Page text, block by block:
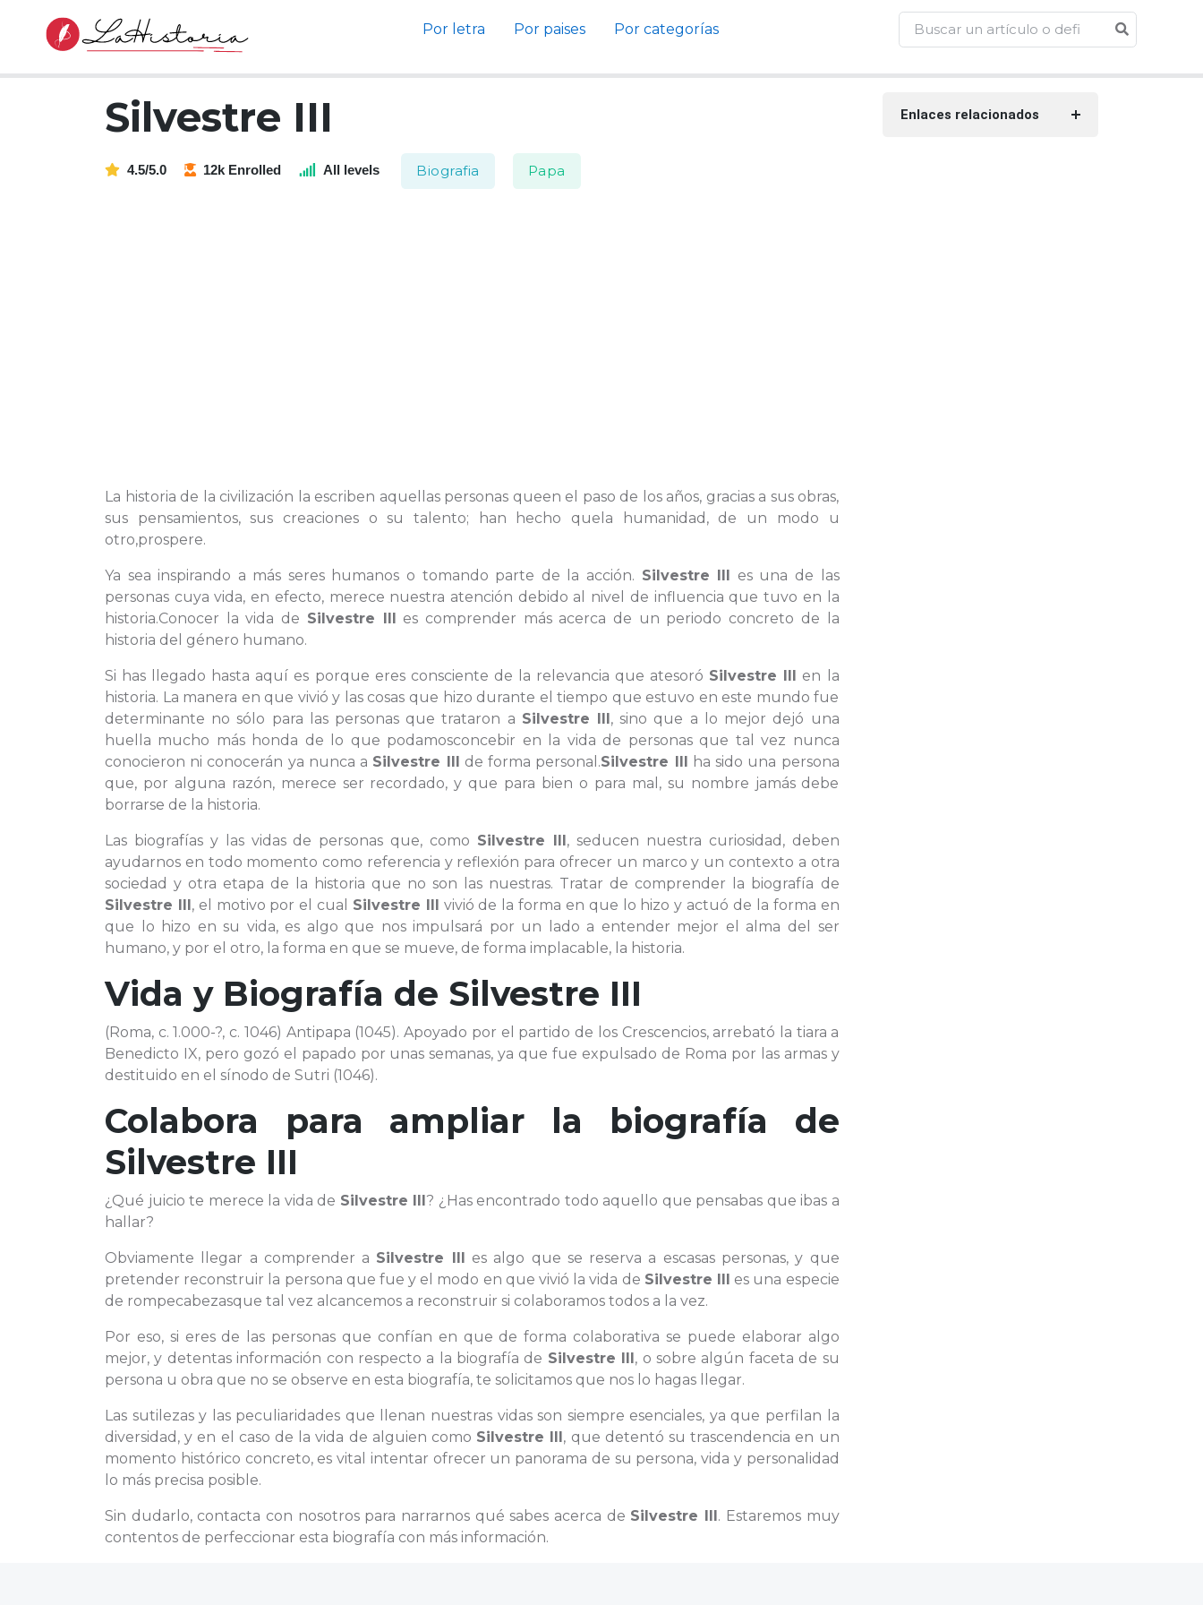
Por letra Por paises Por categorías
Silvestre III
4.5/5.0 12k Enrolled All levels Biografia Papa
La historia de la civilización la escriben aquellas personas queen el paso de los años, gracias a sus obras,
sus pensamientos, sus creaciones o su talento; han hecho quela humanidad, de un modo u
otro,prospere.
Ya sea inspirando a más seres humanos o tomando parte de la acción. Silvestre III es una de las
personas cuya vida, en efecto, merece nuestra atención debido al nivel de influencia que tuvo en la
historia.Conocer la vida de Silvestre III es comprender más acerca de un periodo concreto de la
historia del género humano.
Si has llegado hasta aquí es porque eres consciente de la relevancia que atesoró Silvestre III en la
historia. La manera en que vivió y las cosas que hizo durante el tiempo que estuvo en este mundo fue
determinante no sólo para las personas que trataron a Silvestre III, sino que a lo mejor dejó una
huella mucho más honda de lo que podamosconcebir en la vida de personas que tal vez nunca
conocieron ni conocerán ya nunca a Silvestre III de forma personal.Silvestre III ha sido una persona
que, por alguna razón, merece ser recordado, y que para bien o para mal, su nombre jamás debe
borrarse de la historia.
Las biografías y las vidas de personas que, como Silvestre III, seducen nuestra curiosidad, deben
ayudarnos en todo momento como referencia y reflexión para ofrecer un marco y un contexto a otra
sociedad y otra etapa de la historia que no son las nuestras. Tratar de comprender la biografía de
Silvestre III, el motivo por el cual Silvestre III vivió de la forma en que lo hizo y actuó de la forma en
que lo hizo en su vida, es algo que nos impulsará por un lado a entender mejor el alma del ser
humano, y por el otro, la forma en que se mueve, de forma implacable, la historia.
Vida y Biografía de Silvestre III
(Roma, c. 1.000-?, c. 1046) Antipapa (1045). Apoyado por el partido de los Crescencios, arrebató la tiara a
Benedicto IX, pero gozó el papado por unas semanas, ya que fue expulsado de Roma por las armas y
destituido en el sínodo de Sutri (1046).
Colabora para ampliar la biografía de
Silvestre III
¿Qué juicio te merece la vida de Silvestre III? ¿Has encontrado todo aquello que pensabas que ibas a
hallar?
Obviamente llegar a comprender a Silvestre III es algo que se reserva a escasas personas, y que
pretender reconstruir la persona que fue y el modo en que vivió la vida de Silvestre III es una especie
de rompecabezasque tal vez alcancemos a reconstruir si colaboramos todos a la vez.
Por eso, si eres de las personas que confían en que de forma colaborativa se puede elaborar algo
mejor, y detentas información con respecto a la biografía de Silvestre III, o sobre algún faceta de su
persona u obra que no se observe en esta biografía, te solicitamos que nos lo hagas llegar.
Las sutilezas y las peculiaridades que llenan nuestras vidas son siempre esenciales, ya que perfilan la
diversidad, y en el caso de la vida de alguien como Silvestre III, que detentó su trascendencia en un
momento histórico concreto, es vital intentar ofrecer un panorama de su persona, vida y personalidad
lo más precisa posible.
Sin dudarlo, contacta con nosotros para narrarnos qué sabes acerca de Silvestre III. Estaremos muy
contentos de perfeccionar esta biografía con más información.
Enlaces relacionados